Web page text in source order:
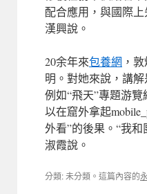
配合應用，與國際
漢興說。
20余年來包養網 ，
明。對她來說，講
例如“飛天”專題游
以在窟外拿起
外看”的後果。“我
淑霞說。
分類: 未分類。這篇內容的